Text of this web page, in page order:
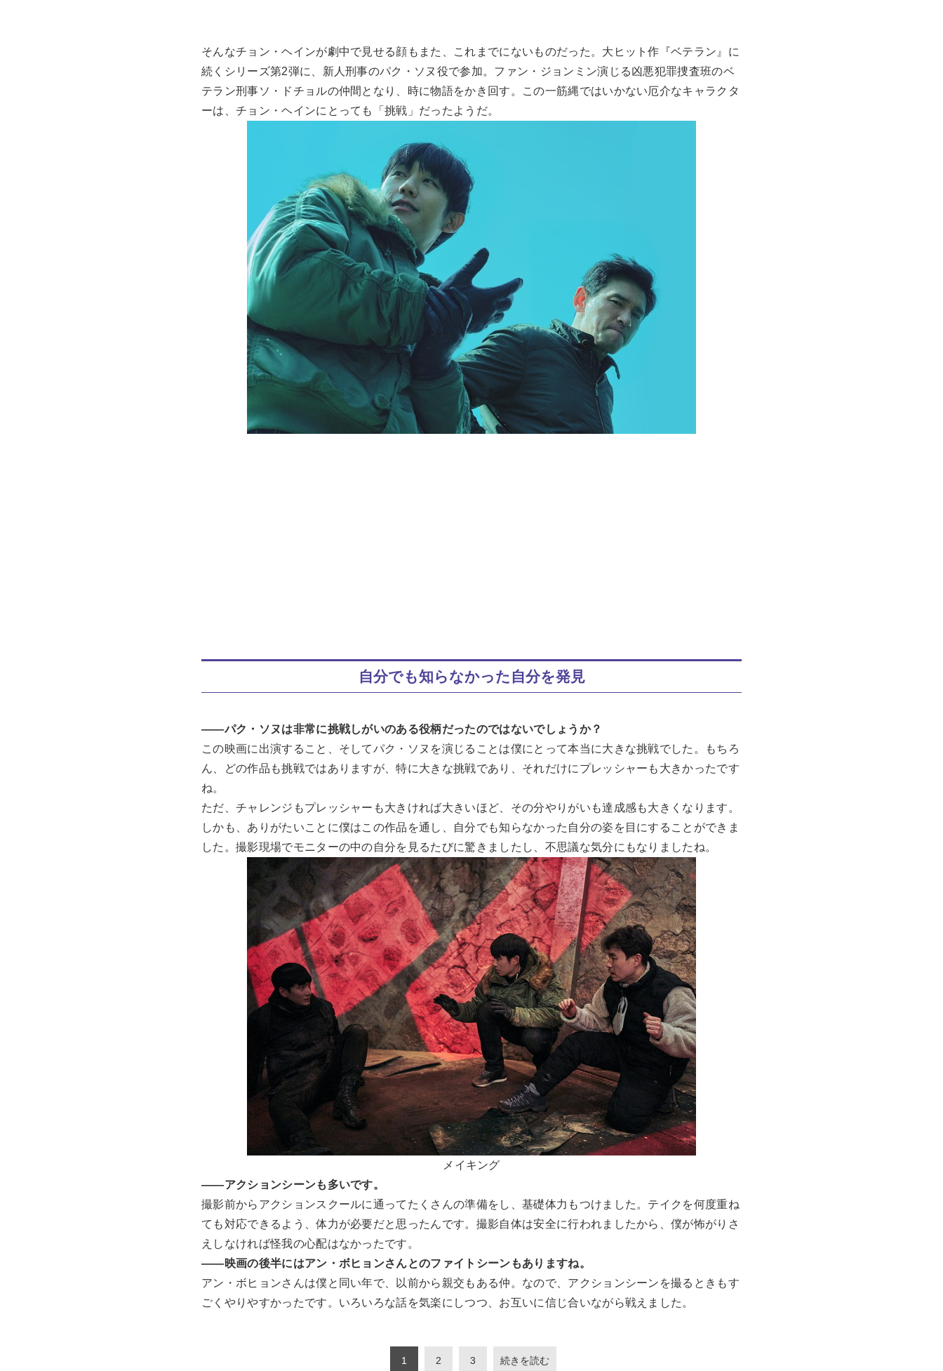
そんなチョン・ヘインが劇中で見せる顔もまた、これまでにないものだった。大ヒット作『ベテラン』に
続くシリーズ第2弾に、新人刑事のパク・ソヌ役で参加。ファン・ジョンミン演じる凶悪犯罪捜査班のベ
テラン刑事ソ・ドチョルの仲間となり、時に物語をかき回す。この一筋縄ではいかない厄介なキャラクタ
ーは、チョン・ヘインにとっても「挑戦」だったようだ。
自分でも知らなかった自分を発見
――パク・ソヌは非常に挑戦しがいのある役柄だったのではないでしょうか？
この映画に出演すること、そしてパク・ソヌを演じることは僕にとって本当に大きな挑戦でした。もちろ
ん、どの作品も挑戦ではありますが、特に大きな挑戦であり、それだけにプレッシャーも大きかったです
ね。
ただ、チャレンジもプレッシャーも大きければ大きいほど、その分やりがいも達成感も大きくなります。
しかも、ありがたいことに僕はこの作品を通し、自分でも知らなかった自分の姿を目にすることができま
した。撮影現場でモニターの中の自分を見るたびに驚きましたし、不思議な気分にもなりましたね。
メイキング
――アクションシーンも多いです。
撮影前からアクションスクールに通ってたくさんの準備をし、基礎体力もつけました。テイクを何度重ね
ても対応できるよう、体力が必要だと思ったんです。撮影自体は安全に行われましたから、僕が怖がりさ
えしなければ怪我の心配はなかったです。
――映画の後半にはアン・ボヒョンさんとのファイトシーンもありますね。
アン・ボヒョンさんは僕と同い年で、以前から親交もある仲。なので、アクションシーンを撮るときもす
ごくやりやすかったです。いろいろな話を気楽にしつつ、お互いに信じ合いながら戦えました。
1 2 3 続きを読む